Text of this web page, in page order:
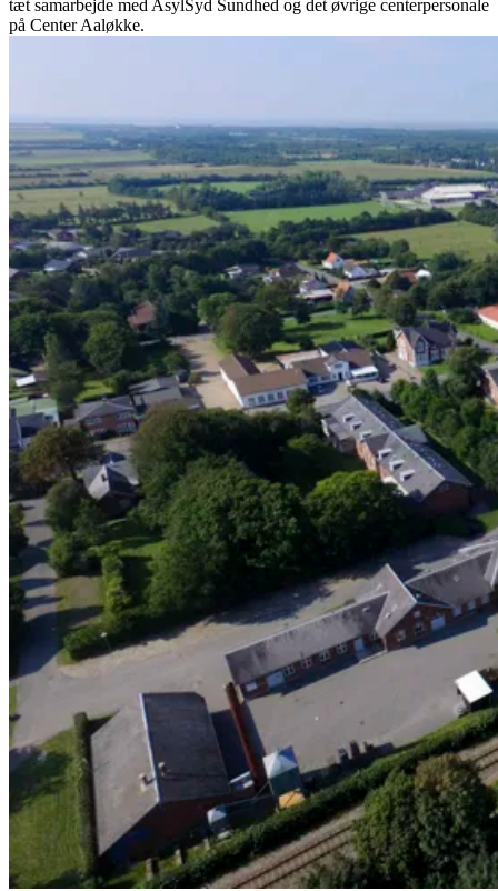
tæt samarbejde med AsylSyd Sundhed og det øvrige centerpersonale
på Center Aaløkke.